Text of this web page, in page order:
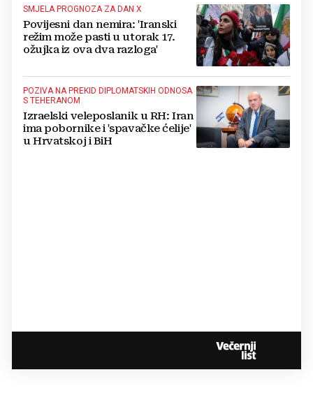
SMJELA PROGNOZA ZA DAN X
Povijesni dan nemira: 'Iranski
režim može pasti u utorak 17.
ožujka iz ova dva razloga'
POZIVA NA PREKID DIPLOMATSKIH ODNOSA
S TEHERANOM
Izraelski veleposlanik u RH: Iran
ima pobornike i 'spavačke ćelije'
u Hrvatskoj i BiH